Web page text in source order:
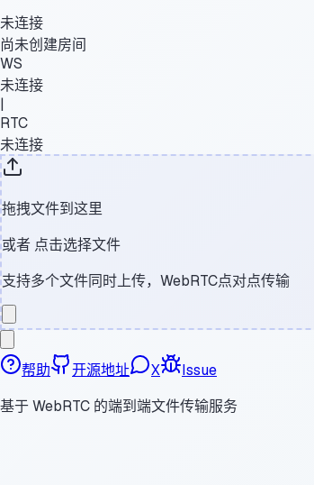
未连接
尚未创建房间
WS
未连接
|
RTC
未连接
拖拽文件到这里
或者 点击选择文件
支持多个文件同时上传，WebRTC点对点传输
帮助 开源地址 X
Issue
基于 WebRTC 的端到端文件传输服务